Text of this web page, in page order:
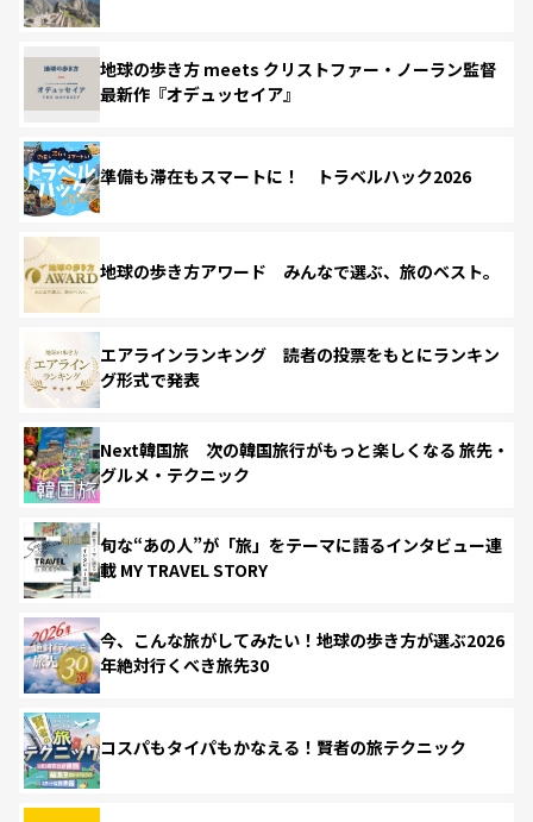
地球の歩き方 meets クリストファー・ノーラン監督
最新作『オデュッセイア』
準備も滞在もスマートに！ トラベルハック2026
地球の歩き方アワード みんなで選ぶ、旅のベスト。
エアラインランキング 読者の投票をもとにランキン
グ形式で発表
Next韓国旅 次の韓国旅行がもっと楽しくなる 旅先・
グルメ・テクニック
旬な“あの人”が「旅」をテーマに語るインタビュー連
載 MY TRAVEL STORY
今、こんな旅がしてみたい！地球の歩き方が選ぶ2026
年絶対行くべき旅先30
コスパもタイパもかなえる！賢者の旅テクニック